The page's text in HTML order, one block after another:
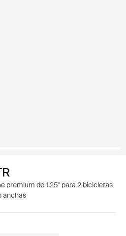
premium de 1.25" para 2 bicicletas
anchas